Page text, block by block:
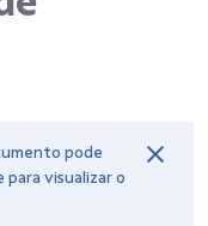
pode
para visualizar o